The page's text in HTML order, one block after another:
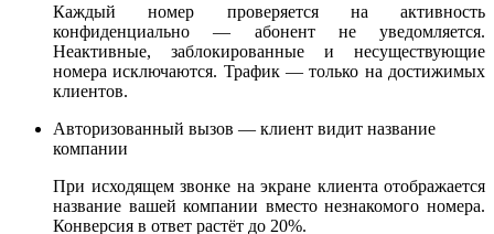
Каждый номер проверяется на активность
конфиденциально — абонент не уведомляется.
Неактивные, заблокированные и несуществующие
номера исключаются. Трафик — только на достижимых
клиентов.
Авторизованный вызов — клиент видит название
компании
При исходящем звонке на экране клиента отображается
название вашей компании вместо незнакомого номера.
Конверсия в ответ растёт до 20%.